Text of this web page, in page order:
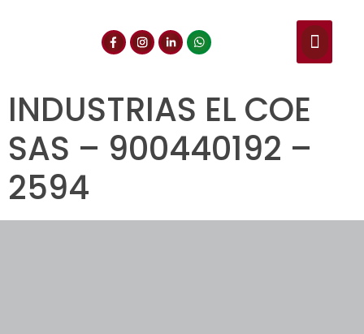
INDUSTRIAS EL COE
SAS – 900440192 –
2594